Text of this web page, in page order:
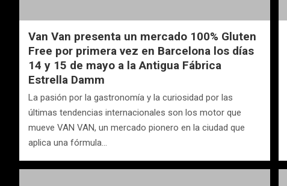
Van Van presenta un mercado 100% Gluten
Free por primera vez en Barcelona los días
14 y 15 de mayo a la Antigua Fábrica
Estrella Damm
La pasión por la gastronomía y la curiosidad por las
últimas tendencias internacionales son los motor que
mueve VAN VAN, un mercado pionero en la ciudad que
aplica una fórmula…